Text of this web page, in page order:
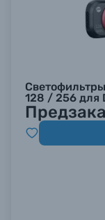
128 / 256 для